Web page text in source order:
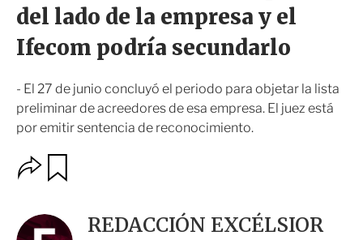
del lado de la empresa y el
Ifecom podría secundarlo
- El 27 de junio concluyó el periodo para objetar la lista
preliminar de acreedores de esa empresa. El juez está
por emitir sentencia de reconocimiento.
O
p
a
REDACCIÓN EXCÉLSIOR